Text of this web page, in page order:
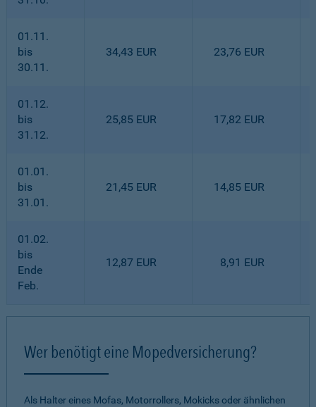
01.11.
bis
30.11.
34,43 EUR 23,76 EUR
01.12.
bis
31.12.
25,85 EUR 17,82 EUR
01.01.
bis
31.01.
21,45 EUR 14,85 EUR
01.02.
bis
Ende
Feb.
12,87 EUR 8,91 EUR
Wer benötigt eine Mopedversicherung?
Als Halter eines Mofas, Motorrollers, Mokicks oder ähnlichen